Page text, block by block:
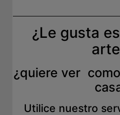
¿Le gusta
¿quiere ver
Utilice nuestro